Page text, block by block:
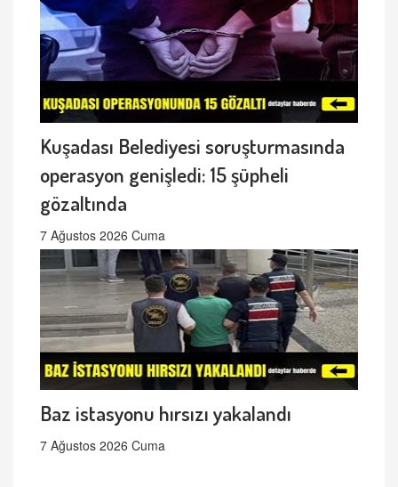
Kuşadası Belediyesi soruşturmasında
operasyon genişledi: 15 şüpheli
gözaltında
7 Ağustos 2026 Cuma
Baz istasyonu hırsızı yakalandı
7 Ağustos 2026 Cuma